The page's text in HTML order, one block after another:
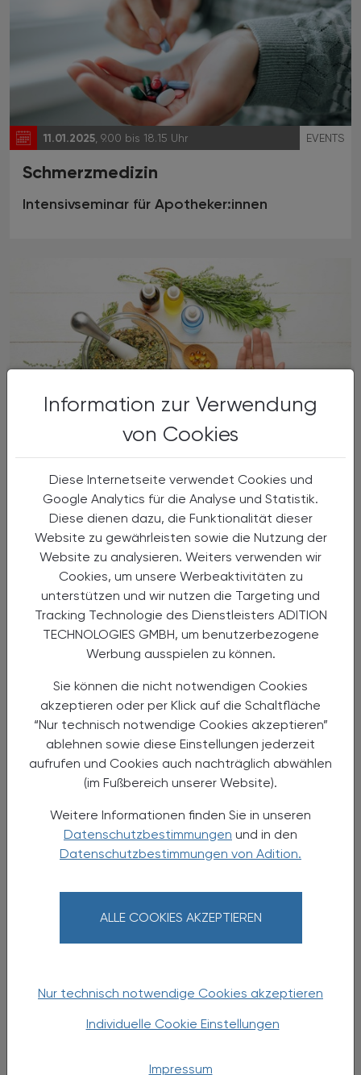
Information zur Verwendung
von Cookies
Diese Internetseite verwendet Cookies und
Google Analytics für die Analyse und Statistik.
Diese dienen dazu, die Funktionalität dieser
Website zu gewährleisten sowie die Nutzung der
Website zu analysieren. Weiters verwenden wir
Cookies, um unsere Werbeaktivitäten zu
unterstützen und wir nutzen die Targeting und
Tracking Technologie des Dienstleisters ADITION
TECHNOLOGIES GMBH, um benutzerbezogene
Werbung ausspielen zu können.
Sie können die nicht notwendigen Cookies
akzeptieren oder per Klick auf die Schaltfläche
“Nur technisch notwendige Cookies akzeptieren”
ablehnen sowie diese Einstellungen jederzeit
aufrufen und Cookies auch nachträglich abwählen
(im Fußbereich unserer Website).
Weitere Informationen finden Sie in unseren
Datenschutzbestimmungen und in den
Datenschutzbestimmungen von Adition.
ALLE COOKIES AKZEPTIEREN
Nur technisch notwendige Cookies akzeptieren
Individuelle Cookie Einstellungen
Impressum
11.01.2025 , 9.00 bis 18.15 Uhr EVENTS
Schmerzmedizin
Intensivseminar für Apotheker:innen
11.01.2025 - 12.01.2025 , ganztägig
„Phytopharmaka und Phytotherapie
in der Apothekenpraxis“ - Kurs II
APOfortbildung
12.01.2025 , 15.00 Uhr EVENTS
Johnnybär - der furchtlose Affe
Clownstück für Menschen ab vier Jahren mit
Diabetes